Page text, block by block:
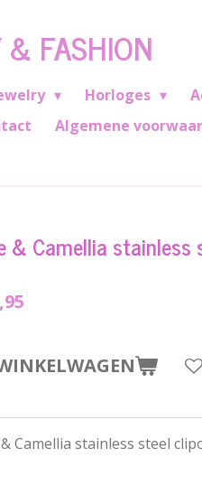
FASHION
Horloges
Algemene
& Camellia
& Camellia stainless steel